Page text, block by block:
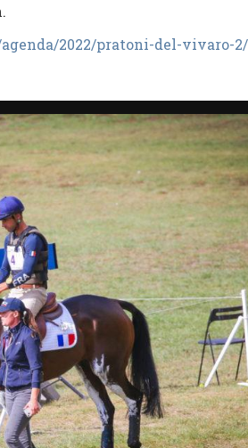
2022/pratoni-del-vivaro-2/